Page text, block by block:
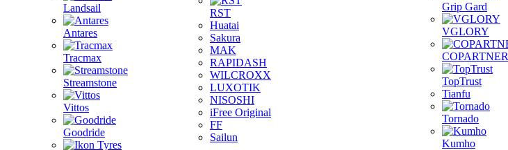
Landsail
Antares
Tracmax
Streamstone
Vittos
Goodride
RST
Huatai
Sakura
MAK
RAPIDASH
WILCROXX
LUXOTIK
NISOSHI
iFree Original
FF
Sailun
Grip Gard
VGLORY
COPARTNER
TopTrust
Tianfu
Tornado
Kumho